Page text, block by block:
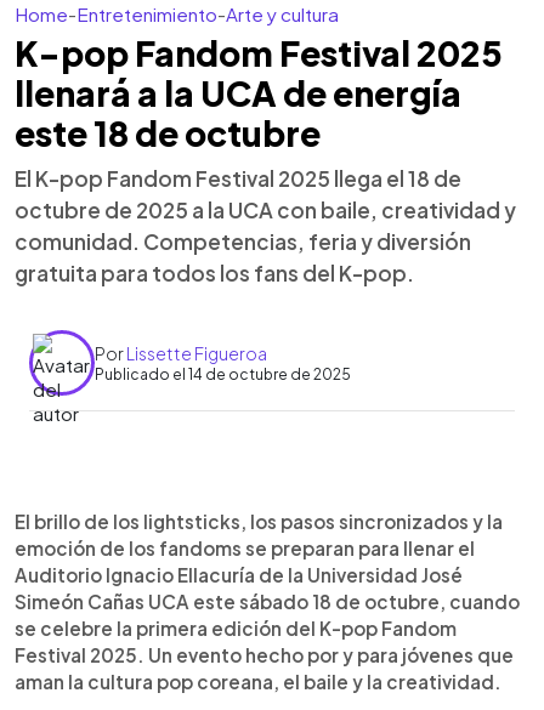
Home-Entretenimiento-Arte y cultura
K-pop Fandom Festival 2025
llenará a la UCA de energía
este 18 de octubre
El K-pop Fandom Festival 2025 llega el 18 de
octubre de 2025 a la UCA con baile, creatividad y
comunidad. Competencias, feria y diversión
gratuita para todos los fans del K-pop.
PorLissette Figueroa
Publicado el 14 de octubre de 2025
Escuchar artículo
El K-pop Fandom Festival 2025 celebrará su
primera edición el 18 de octubre en la UCA,
reuniendo a bailarines, fans y emprendedores de
la cultura pop coreana. El evento incluirá
competencias de dance cover, random dance y
una feria de cultura pop, con entrada gratuita.
Organizado por el Centro Cultural Universitario,
busca promover la creatividad y la comunidad
El brillo de los lightsticks, los pasos sincronizados y la
emoción de los fandoms se preparan para llenar el
Auditorio Ignacio Ellacuría de la Universidad José
Simeón Cañas UCA este sábado 18 de octubre, cuando
se celebre la primera edición del K-pop Fandom
Festival 2025. Un evento hecho por y para jóvenes que
aman la cultura pop coreana, el baile y la creatividad.